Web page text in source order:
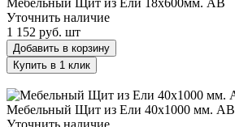
Уточнить наличие
1 152 руб. шт
Добавить в корзину
Купить в 1 клик
Мебельный Щит из Ели 40х1000 мм. AB
Уточнить наличие